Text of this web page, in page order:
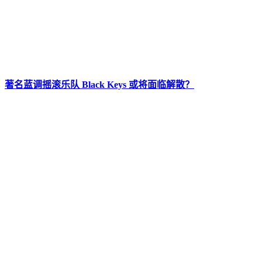
著名蓝调摇滚乐队 Black Keys 或将面临解散？